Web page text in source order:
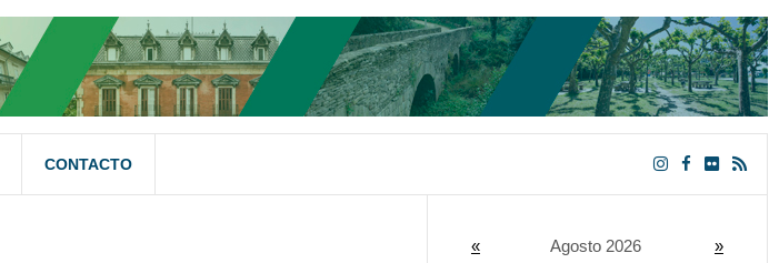
CONTACTO
« Agosto 2026 »